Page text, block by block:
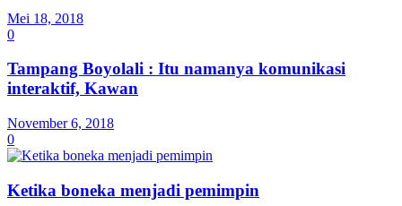
Mei 18, 2018
0
Tampang Boyolali : Itu namanya komunikasi
interaktif, Kawan
November 6, 2018
0
Ketika boneka menjadi pemimpin